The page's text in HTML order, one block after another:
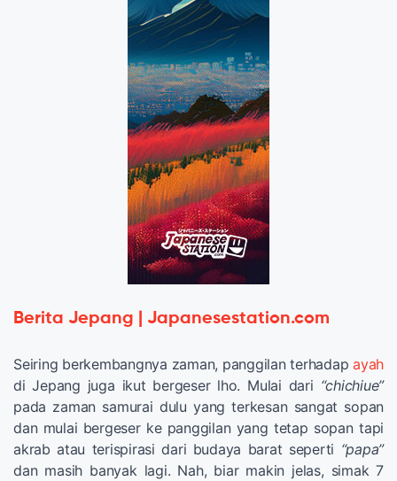
Berita Jepang | Japanesestation.com
Seiring berkembangnya zaman, panggilan terhadap ayah
di Jepang juga ikut bergeser lho. Mulai dari “chichiue”
pada zaman samurai dulu yang terkesan sangat sopan
dan mulai bergeser ke panggilan yang tetap sopan tapi
akrab atau terispirasi dari budaya barat seperti “papa”
dan masih banyak lagi. Nah, biar makin jelas, simak 7